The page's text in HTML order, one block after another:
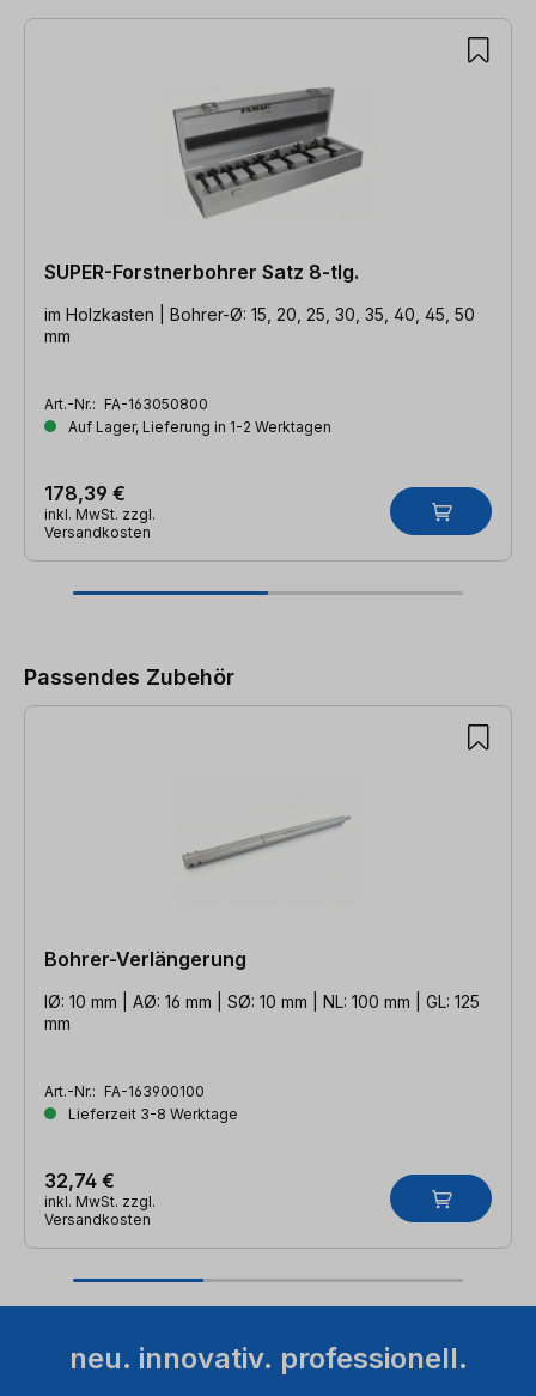
SUPER-Forstnerbohrer Satz 8-tlg.
im Holzkasten | Bohrer-Ø: 15, 20, 25, 30, 35, 40, 45, 50
mm
Art.-Nr.: FA-163050800
Auf Lager, Lieferung in 1-2 Werktagen
178,39 €
inkl. MwSt. zzgl.
Versandkosten
Passendes Zubehör
Bohrer-Verlängerung
IØ: 10 mm | AØ: 16 mm | SØ: 10 mm | NL: 100 mm | GL: 125
mm
Art.-Nr.: FA-163900100
Lieferzeit 3-8 Werktage
32,74 €
inkl. MwSt. zzgl.
Versandkosten
neu. innovativ. professionell.